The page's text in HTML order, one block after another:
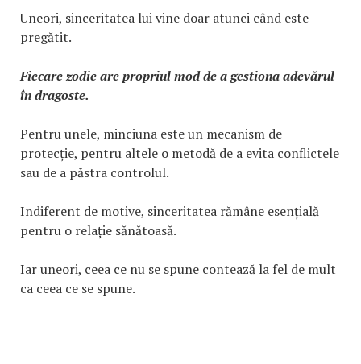
Uneori, sinceritatea lui vine doar atunci când este
pregătit.
Fiecare zodie are propriul mod de a gestiona adevărul
în dragoste.
Pentru unele, minciuna este un mecanism de
protecție, pentru altele o metodă de a evita conflictele
sau de a păstra controlul.
Indiferent de motive, sinceritatea rămâne esențială
pentru o relație sănătoasă.
Iar uneori, ceea ce nu se spune contează la fel de mult
ca ceea ce se spune.